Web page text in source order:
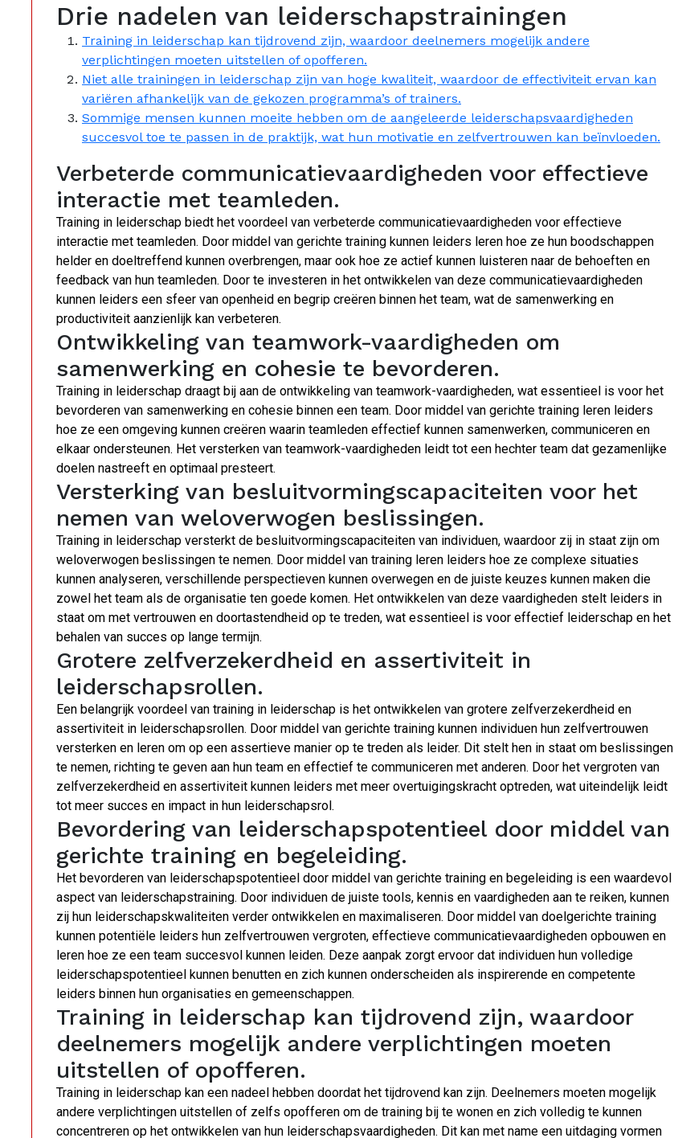
Drie nadelen van leiderschapstrainingen
Training in leiderschap kan tijdrovend zijn, waardoor deelnemers mogelijk andere
verplichtingen moeten uitstellen of opofferen.
Niet alle trainingen in leiderschap zijn van hoge kwaliteit, waardoor de effectiviteit ervan kan
variëren afhankelijk van de gekozen programma’s of trainers.
Sommige mensen kunnen moeite hebben om de aangeleerde leiderschapsvaardigheden
succesvol toe te passen in de praktijk, wat hun motivatie en zelfvertrouwen kan beïnvloeden.
Verbeterde communicatievaardigheden voor effectieve
interactie met teamleden.
Training in leiderschap biedt het voordeel van verbeterde communicatievaardigheden voor effectieve
interactie met teamleden. Door middel van gerichte training kunnen leiders leren hoe ze hun boodschappen
helder en doeltreffend kunnen overbrengen, maar ook hoe ze actief kunnen luisteren naar de behoeften en
feedback van hun teamleden. Door te investeren in het ontwikkelen van deze communicatievaardigheden
kunnen leiders een sfeer van openheid en begrip creëren binnen het team, wat de samenwerking en
productiviteit aanzienlijk kan verbeteren.
Ontwikkeling van teamwork-vaardigheden om
samenwerking en cohesie te bevorderen.
Training in leiderschap draagt bij aan de ontwikkeling van teamwork-vaardigheden, wat essentieel is voor het
bevorderen van samenwerking en cohesie binnen een team. Door middel van gerichte training leren leiders
hoe ze een omgeving kunnen creëren waarin teamleden effectief kunnen samenwerken, communiceren en
elkaar ondersteunen. Het versterken van teamwork-vaardigheden leidt tot een hechter team dat gezamenlijke
doelen nastreeft en optimaal presteert.
Versterking van besluitvormingscapaciteiten voor het
nemen van weloverwogen beslissingen.
Training in leiderschap versterkt de besluitvormingscapaciteiten van individuen, waardoor zij in staat zijn om
weloverwogen beslissingen te nemen. Door middel van training leren leiders hoe ze complexe situaties
kunnen analyseren, verschillende perspectieven kunnen overwegen en de juiste keuzes kunnen maken die
zowel het team als de organisatie ten goede komen. Het ontwikkelen van deze vaardigheden stelt leiders in
staat om met vertrouwen en doortastendheid op te treden, wat essentieel is voor effectief leiderschap en het
behalen van succes op lange termijn.
Grotere zelfverzekerdheid en assertiviteit in
leiderschapsrollen.
Een belangrijk voordeel van training in leiderschap is het ontwikkelen van grotere zelfverzekerdheid en
assertiviteit in leiderschapsrollen. Door middel van gerichte training kunnen individuen hun zelfvertrouwen
versterken en leren om op een assertieve manier op te treden als leider. Dit stelt hen in staat om beslissingen
te nemen, richting te geven aan hun team en effectief te communiceren met anderen. Door het vergroten van
zelfverzekerdheid en assertiviteit kunnen leiders met meer overtuigingskracht optreden, wat uiteindelijk leidt
tot meer succes en impact in hun leiderschapsrol.
Bevordering van leiderschapspotentieel door middel van
gerichte training en begeleiding.
Het bevorderen van leiderschapspotentieel door middel van gerichte training en begeleiding is een waardevol
aspect van leiderschapstraining. Door individuen de juiste tools, kennis en vaardigheden aan te reiken, kunnen
zij hun leiderschapskwaliteiten verder ontwikkelen en maximaliseren. Door middel van doelgerichte training
kunnen potentiële leiders hun zelfvertrouwen vergroten, effectieve communicatievaardigheden opbouwen en
leren hoe ze een team succesvol kunnen leiden. Deze aanpak zorgt ervoor dat individuen hun volledige
leiderschapspotentieel kunnen benutten en zich kunnen onderscheiden als inspirerende en competente
leiders binnen hun organisaties en gemeenschappen.
Training in leiderschap kan tijdrovend zijn, waardoor
deelnemers mogelijk andere verplichtingen moeten
uitstellen of opofferen.
Training in leiderschap kan een nadeel hebben doordat het tijdrovend kan zijn. Deelnemers moeten mogelijk
andere verplichtingen uitstellen of zelfs opofferen om de training bij te wonen en zich volledig te kunnen
concentreren op het ontwikkelen van hun leiderschapsvaardigheden. Dit kan met name een uitdaging vormen